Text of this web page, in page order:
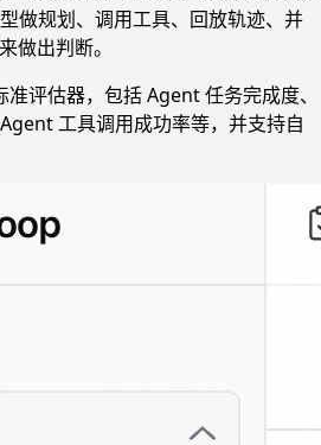
做规划、调用工具、回放轨迹、并
做出判断。
评估器，包括 Agent 任务完成度、
工具调用成功率等，并支持自